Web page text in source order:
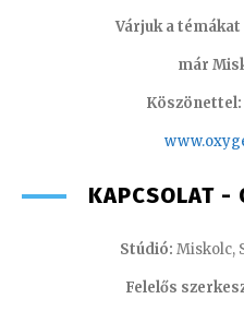
Várjuk a
már
Köszönettel:
KAPCSOLAT -
Stúdió: Miskolc,
Felelős